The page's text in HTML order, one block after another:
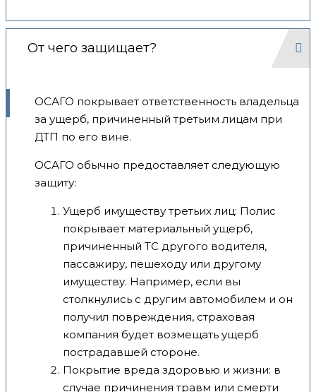
От чего защищает?
ОСАГО покрывает ответственность владельца
за ущерб, причиненный третьим лицам при
ДТП по его вине.
ОСАГО обычно предоставляет следующую
защиту:
Ущерб имуществу третьих лиц: Полис
покрывает материальный ущерб,
причиненный ТС другого водителя,
пассажиру, пешеходу или другому
имуществу. Например, если вы
столкнулись с другим автомобилем и он
получил повреждения, страховая
компания будет возмещать ущерб
пострадавшей стороне.
Покрытие вреда здоровью и жизни: в
случае причинения травм или смерти